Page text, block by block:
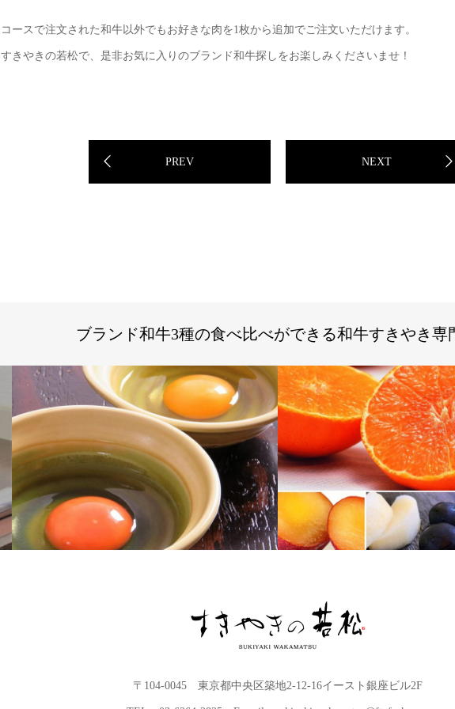
コースで注文された和牛以外でもお好きな肉を1枚から追加でご注文いただけます。
すきやきの若松で、是非お気に入りのブランド和牛探しをお楽しみくださいませ！
PREV NEXT
ブランド和牛3種の食べ比べができる和牛すきやき専
〒104-0045 東京都中央区築地2-12-16イースト銀座ビル2F